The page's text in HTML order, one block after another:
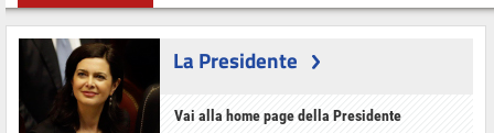
La Presidente
Vai alla home page della Presidente